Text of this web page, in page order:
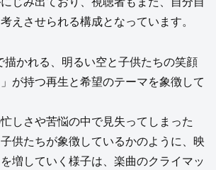
えさせられる構成となっています。
描かれる、明るい空と子供たちの笑顔
」が持つ再生と希望のテーマを象徴して
しさや苦悩の中で見失ってしまった
子供たちが象徴しているかのように、映
増していく様子は、楽曲のクライマッ